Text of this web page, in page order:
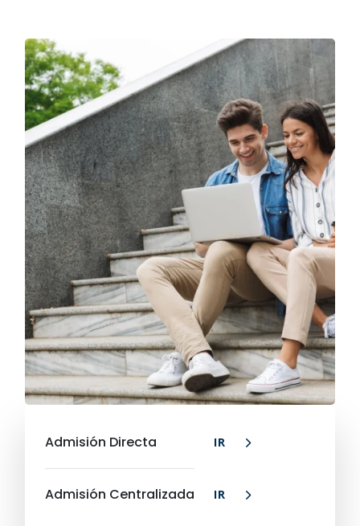
Admisión Directa IR
Admisión Centralizada IR